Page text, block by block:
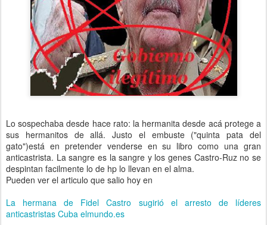
Lo sospechaba desde hace rato: la hermanita desde acá protege a
sus hermanitos de allá. Justo el embuste ("quinta pata del
gato")está en pretender venderse en su libro como una gran
anticastrista. La sangre es la sangre y los genes Castro-Ruz no se
despintan facilmente lo de hp lo llevan en el alma.
Pueden ver el articulo que salio hoy en
La hermana de Fidel Castro sugirió el arresto de líderes
anticastristas Cuba elmundo.es